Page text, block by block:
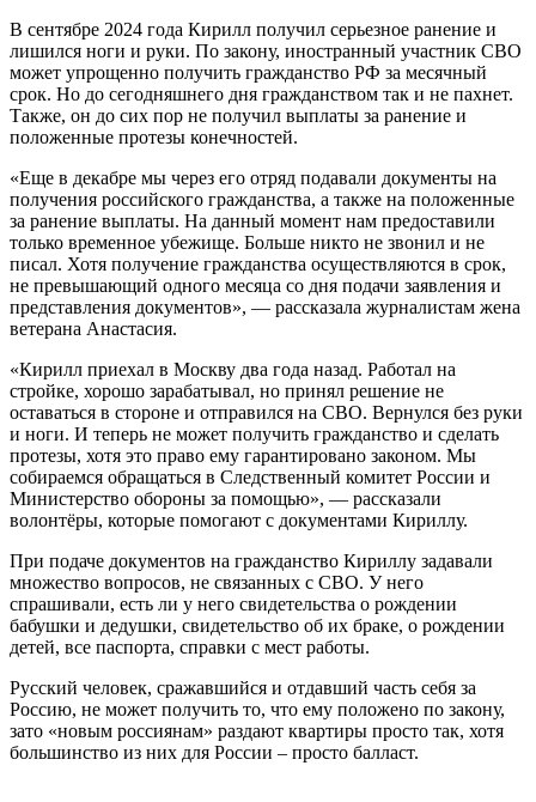
В сентябре 2024 года Кирилл получил серьезное ранение и
лишился ноги и руки. По закону, иностранный участник СВО
может упрощенно получить гражданство РФ за месячный
срок. Но до сегодняшнего дня гражданством так и не пахнет.
Также, он до сих пор не получил выплаты за ранение и
положенные протезы конечностей.
«Еще в декабре мы через его отряд подавали документы на
получения российского гражданства, а также на положенные
за ранение выплаты. На данный момент нам предоставили
только временное убежище. Больше никто не звонил и не
писал. Хотя получение гражданства осуществляются в срок,
не превышающий одного месяца со дня подачи заявления и
представления документов», — рассказала журналистам жена
ветерана Анастасия.
«Кирилл приехал в Москву два года назад. Работал на
стройке, хорошо зарабатывал, но принял решение не
оставаться в стороне и отправился на СВО. Вернулся без руки
и ноги. И теперь не может получить гражданство и сделать
протезы, хотя это право ему гарантировано законом. Мы
собираемся обращаться в Следственный комитет России и
Министерство обороны за помощью», — рассказали
волонтёры, которые помогают с документами Кириллу.
При подаче документов на гражданство Кириллу задавали
множество вопросов, не связанных с СВО. У него
спрашивали, есть ли у него свидетельства о рождении
бабушки и дедушки, свидетельство об их браке, о рождении
детей, все паспорта, справки с мест работы.
Русский человек, сражавшийся и отдавший часть себя за
Россию, не может получить то, что ему положено по закону,
зато «новым россиянам» раздают квартиры просто так, хотя
большинство из них для России – просто балласт.